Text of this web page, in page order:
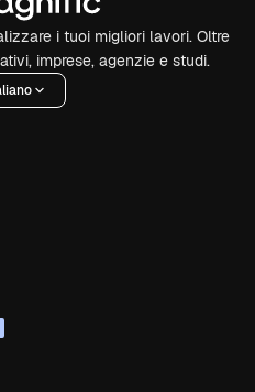
i tuoi migliori lavori. Oltre
imprese, agenzie e studi.